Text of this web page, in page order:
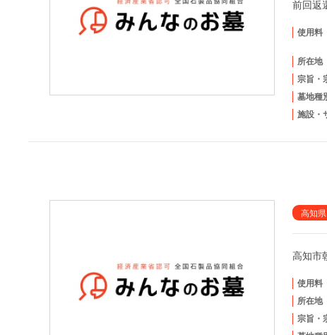
前回返
使用料
所在地
宗旨・
墓地種
施設・
高知県
高知市
使用料
所在地
宗旨・